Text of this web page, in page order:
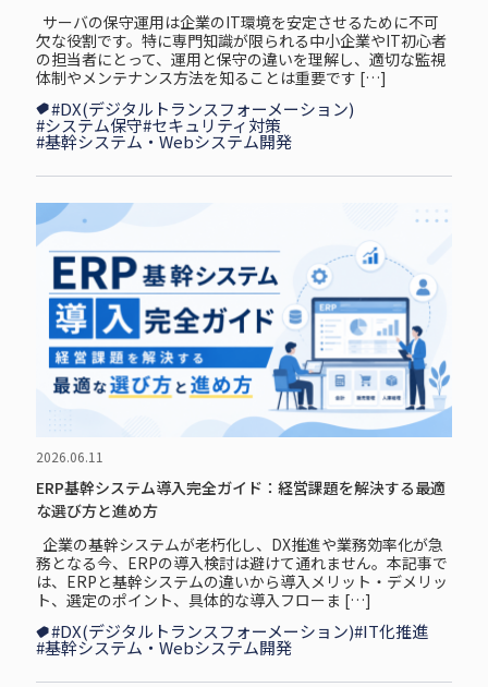
サーバの保守運用は企業のIT環境を安定させるために不可
欠な役割です。特に専門知識が限られる中小企業やIT初心者
の担当者にとって、運用と保守の違いを理解し、適切な監視
体制やメンテナンス方法を知ることは重要です […]
#DX(デジタルトランスフォーメーション)
#システム保守#セキュリティ対策
#基幹システム・Webシステム開発
2026.06.11
ERP基幹システム導入完全ガイド：経営課題を解決する最適
な選び方と進め方
企業の基幹システムが老朽化し、DX推進や業務効率化が急
務となる今、ERPの導入検討は避けて通れません。本記事で
は、ERPと基幹システムの違いから導入メリット・デメリッ
ト、選定のポイント、具体的な導入フローま […]
#DX(デジタルトランスフォーメーション)#IT化推進
#基幹システム・Webシステム開発